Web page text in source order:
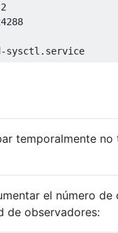
2
temporalmente no
el número
de observadores: